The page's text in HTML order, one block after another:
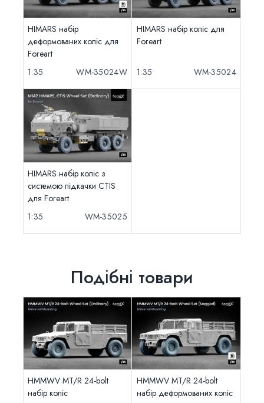
HIMARS набір
деформованих коліс для
Foreart
1:35
WM-35024W
HIMARS набір коліс для
Foreart
1:35 WM-35024
HIMARS набір коліс з
системою підкачки CTIS
для Foreart
1:35
WM-35025
Подібні товари
HMMWV MT/R 24-bolt
набір коліс
HMMWV MT/R 24-bolt
набір деформованих коліс